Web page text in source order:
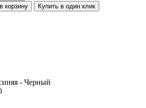
корзину Купить в один клик